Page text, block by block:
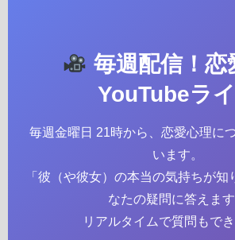
毎週配信！恋
YouTubeラ
毎週金曜日 21時から、恋愛心理に
います。
「彼（や彼女）の本当の気持ちが知
なたの疑問に答えます
リアルタイムで質問もでき